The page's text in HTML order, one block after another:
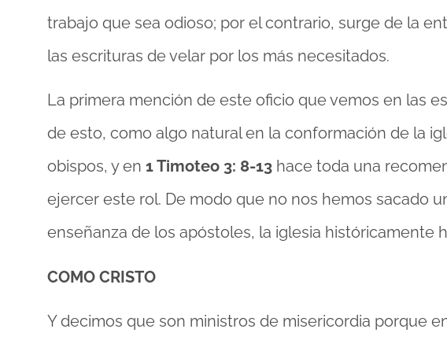
trabajo que sea odioso; por el contrario, surge de la
las escrituras de velar por los más necesitados.
La primera mención de este oficio que vemos en las
de esto, como algo natural en la conformación de la
obispos, y en 1 Timoteo 3: 8-13 hace toda una
ejercer este rol. De modo que no nos hemos sacado
enseñanza de los apóstoles, la iglesia históricamente
COMO CRISTO
Y decimos que son ministros de misericordia porque